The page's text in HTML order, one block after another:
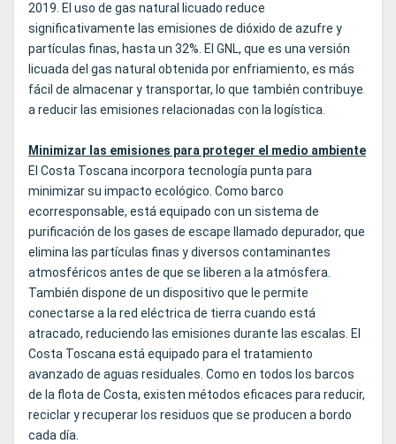
2019. El uso de gas natural licuado reduce
significativamente las emisiones de dióxido de azufre y
partículas finas, hasta un 32%. El GNL, que es una versión
licuada del gas natural obtenida por enfriamiento, es más
fácil de almacenar y transportar, lo que también contribuye
a reducir las emisiones relacionadas con la logística.
Minimizar las emisiones para proteger el medio ambiente
El Costa Toscana incorpora tecnología punta para
minimizar su impacto ecológico. Como barco
ecorresponsable, está equipado con un sistema de
purificación de los gases de escape llamado depurador, que
elimina las partículas finas y diversos contaminantes
atmosféricos antes de que se liberen a la atmósfera.
También dispone de un dispositivo que le permite
conectarse a la red eléctrica de tierra cuando está
atracado, reduciendo las emisiones durante las escalas. El
Costa Toscana está equipado para el tratamiento
avanzado de aguas residuales. Como en todos los barcos
de la flota de Costa, existen métodos eficaces para reducir,
reciclar y recuperar los residuos que se producen a bordo
cada día.